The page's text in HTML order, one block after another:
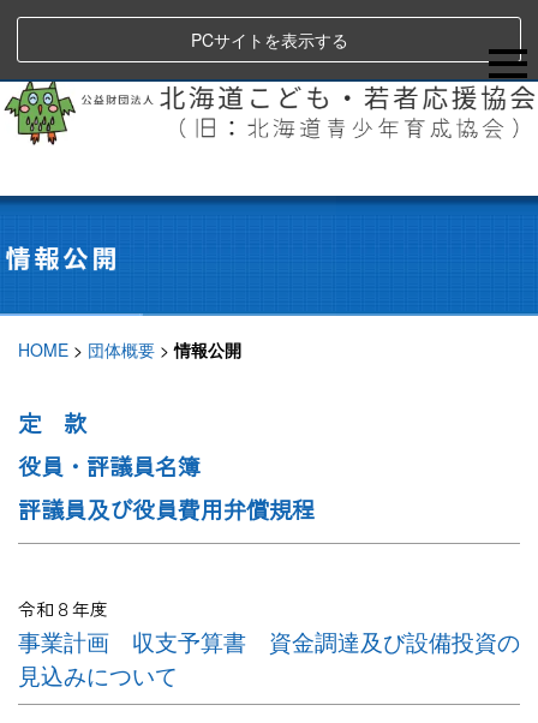
PCサイトを表示する
HOME > 団体概要 >情報公開
定 款
役員・評議員名簿
評議員及び役員費用弁償規程
令和８年度
事業計画 収支予算書
資金調達及び設備投資の
見込みについて